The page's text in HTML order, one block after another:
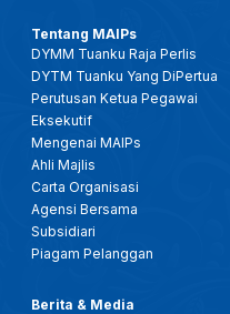
Tentang MAIPs
DYMM Tuanku Raja Perlis
DYTM Tuanku Yang DiPertua
Perutusan Ketua Pegawai
Eksekutif
Mengenai MAIPs
Ahli Majlis
Carta Organisasi
Agensi Bersama
Subsidiari
Piagam Pelanggan
Berita & Media